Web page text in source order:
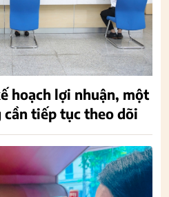
hoạch lợi nhuận, một
tiếp tục theo dõi